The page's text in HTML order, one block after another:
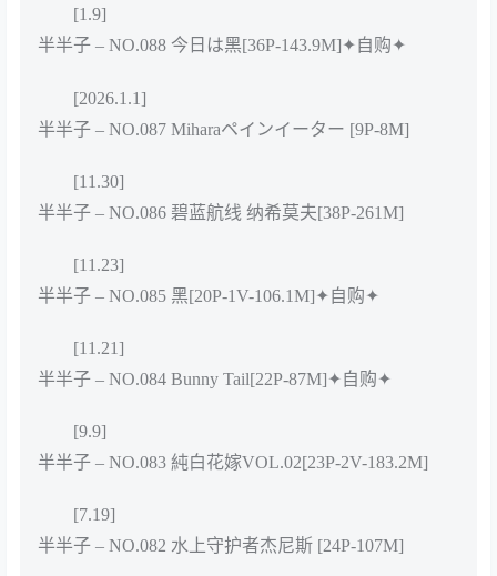
[1.9]
半半子 – NO.088 今日は黑[36P-143.9M]✦自购✦
[2026.1.1]
半半子 – NO.087 Miharaペインイーター [9P-8M]
[11.30]
半半子 – NO.086 碧蓝航线 纳希莫夫[38P-261M]
[11.23]
半半子 – NO.085 黑[20P-1V-106.1M]✦自购✦
[11.21]
半半子 – NO.084 Bunny Tail[22P-87M]✦自购✦
[9.9]
半半子 – NO.083 純白花嫁VOL.02[23P-2V-183.2M]
[7.19]
半半子 – NO.082 水上守护者杰尼斯 [24P-107M]